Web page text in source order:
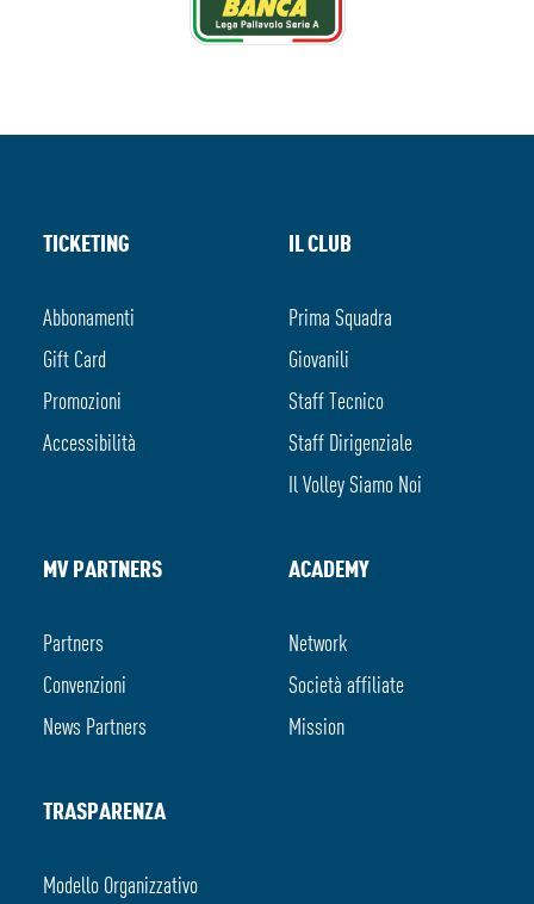
TICKETING
Abbonamenti
Gift Card
Promozioni
Accessibilità
IL CLUB
Prima Squadra
Giovanili
Staff Tecnico
Staff Dirigenziale
Il Volley Siamo Noi
MV PARTNERS
Partners
Convenzioni
News Partners
ACADEMY
Network
Società affiliate
Mission
TRASPARENZA
Modello Organizzativo